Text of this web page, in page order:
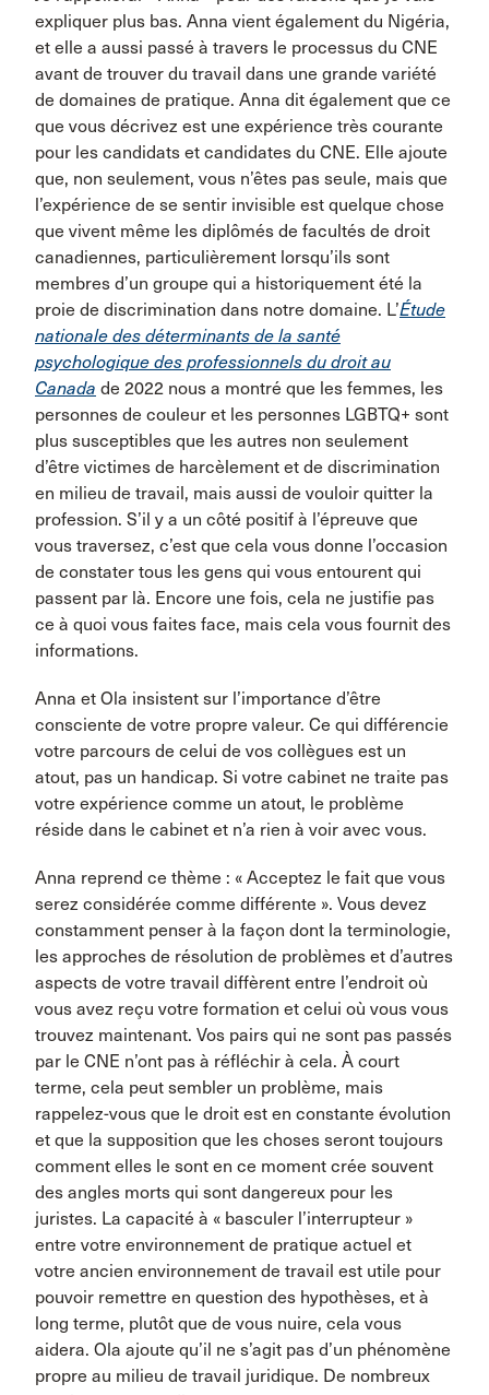
expliquer plus bas. Anna vient également du Nigéria,
et elle a aussi passé à travers le processus du CNE
avant de trouver du travail dans une grande variété
de domaines de pratique. Anna dit également que ce
que vous décrivez est une expérience très courante
pour les candidats et candidates du CNE. Elle ajoute
que, non seulement, vous n’êtes pas seule, mais que
l’expérience de se sentir invisible est quelque chose
que vivent même les diplômés de facultés de droit
canadiennes, particulièrement lorsqu’ils sont
membres d’un groupe qui a historiquement été la
proie de discrimination dans notre domaine. L’Étude
nationale des déterminants de la santé
psychologique des professionnels du droit au
Canada de 2022 nous a montré que les femmes, les
personnes de couleur et les personnes LGBTQ+ sont
plus susceptibles que les autres non seulement
d’être victimes de harcèlement et de discrimination
en milieu de travail, mais aussi de vouloir quitter la
profession. S’il y a un côté positif à l’épreuve que
vous traversez, c’est que cela vous donne l’occasion
de constater tous les gens qui vous entourent qui
passent par là. Encore une fois, cela ne justifie pas
ce à quoi vous faites face, mais cela vous fournit des
informations.
Anna et Ola insistent sur l’importance d’être
consciente de votre propre valeur. Ce qui différencie
votre parcours de celui de vos collègues est un
atout, pas un handicap. Si votre cabinet ne traite pas
votre expérience comme un atout, le problème
réside dans le cabinet et n’a rien à voir avec vous.
Anna reprend ce thème : « Acceptez le fait que vous
serez considérée comme différente ». Vous devez
constamment penser à la façon dont la terminologie,
les approches de résolution de problèmes et d’autres
aspects de votre travail diffèrent entre l’endroit où
vous avez reçu votre formation et celui où vous vous
trouvez maintenant. Vos pairs qui ne sont pas passés
par le CNE n’ont pas à réfléchir à cela. À court
terme, cela peut sembler un problème, mais
rappelez-vous que le droit est en constante évolution
et que la supposition que les choses seront toujours
comment elles le sont en ce moment crée souvent
des angles morts qui sont dangereux pour les
juristes. La capacité à « basculer l’interrupteur »
entre votre environnement de pratique actuel et
votre ancien environnement de travail est utile pour
pouvoir remettre en question des hypothèses, et à
long terme, plutôt que de vous nuire, cela vous
aidera. Ola ajoute qu’il ne s’agit pas d’un phénomène
propre au milieu de travail juridique. De nombreux